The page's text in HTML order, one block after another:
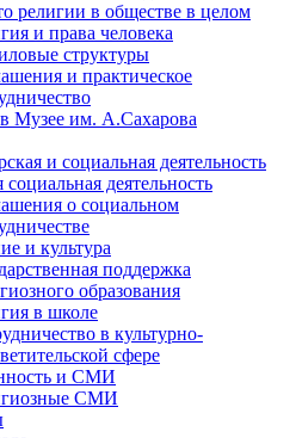
религии в обществе в целом
и права человека
структуры
и практическое
Музее им. А.Сахарова
и социальная деятельность
деятельность
о социальном
и культура
поддержка
образования
в школе
в культурно-
сфере
и СМИ
СМИ